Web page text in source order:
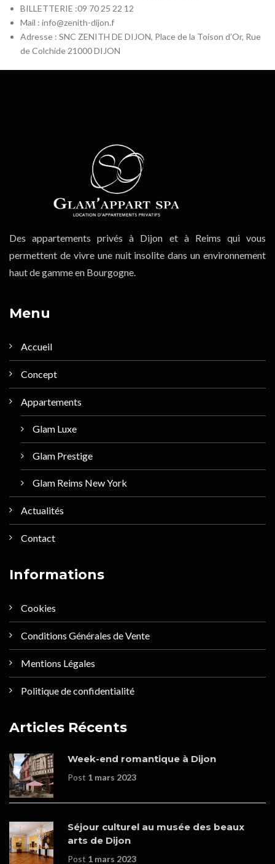
BILLETTERIE :09 70 25 22 12
Mail : info@zenith-dijon.f
Adresse : SNC ZENITH DE DIJON, Place de la Toison d’Or, Rue
de Colchide 21000 DIJON
Des appartements privés à Dijon et à Reims qui vous
permettent de vivre une nuit insolite dans un environnement
haut de gamme en Bourgogne.
Menu
Accueil
Concept
Appartements
Glam Luxe
Glam Prestige
Glam Reims New York
Actualités
Contact
Informations
Cookies
Conditions Générales de Vente
Mentions Légales
Politique de confidentialité
Articles Récents
Week-end romantique à Dijon
Post 1 mars 2023
Séjour culturel au musée des beaux
arts de Dijon
Post 1 mars 2023